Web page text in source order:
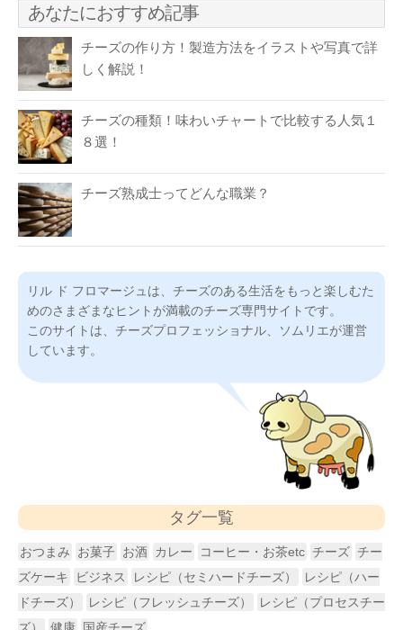
あなたにおすすめ記事
チーズの作り方！製造方法をイラストや写真で詳
しく解説！
チーズの種類！味わいチャートで比較する人気１
８選！
チーズ熟成士ってどんな職業？
リル ド フロマージュは、チーズのある生活をもっと楽しむた
めのさまざまなヒントが満載のチーズ専門サイトです。
このサイトは、チーズプロフェッショナル、ソムリエが運営
しています。
タグ一覧
おつまみ お菓子 お酒 カレー コーヒー・お茶etc チーズ チー
ズケーキ
ビジネス レシピ（セミハードチーズ）
レシピ（ハー
ドチーズ）
レシピ（フレッシュチーズ）
レシピ（プロセスチー
ズ）
健康 国産チーズ